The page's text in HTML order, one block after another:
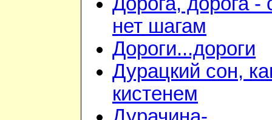
нет шагам
Дороги...дороги
Дурацкий сон,
кистенем